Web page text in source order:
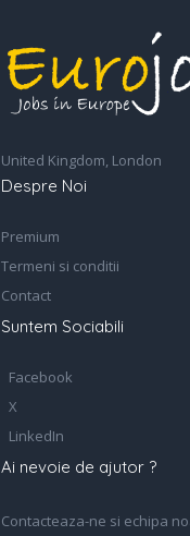
United Kingdom, London
Despre Noi
Premium
Termeni si conditii
Contact
Suntem Sociabili
Facebook
X
LinkedIn
Ai nevoie de ajutor ?
Contacteaza-ne si echipa